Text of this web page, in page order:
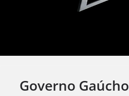
Governo Gaúcho